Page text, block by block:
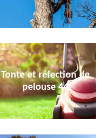
Tonte et réfection de
pelouse 44